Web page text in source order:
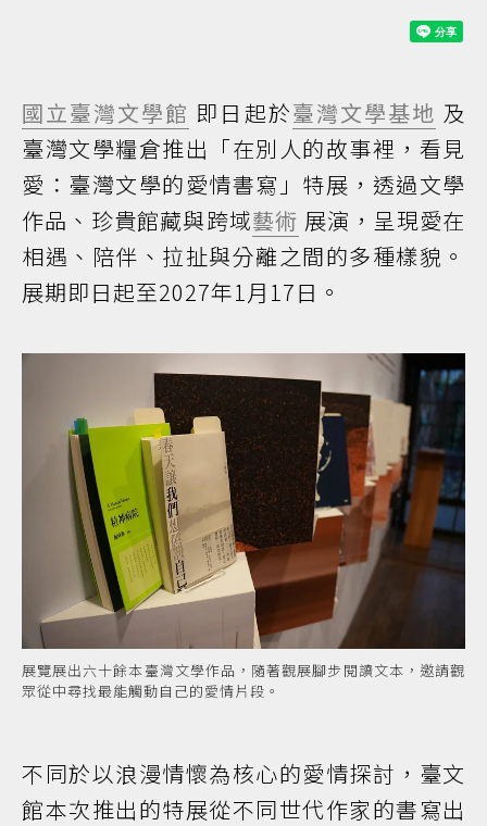
國立臺灣文學館 即日起於臺灣文學基地 及
臺灣文學糧倉推出「在別人的故事裡，看見
愛：臺灣文學的愛情書寫」特展，透過文學
作品、珍貴館藏與跨域藝術 展演，呈現愛在
相遇、陪伴、拉扯與分離之間的多種樣貌。
展期即日起至2027年1月17日。
展覽展出六十餘本臺灣文學作品，隨著觀展腳步閱讀文本，邀請觀
眾從中尋找最能觸動自己的愛情片段。
不同於以浪漫情懷為核心的愛情探討，臺文
館本次推出的特展從不同世代作家的書寫出